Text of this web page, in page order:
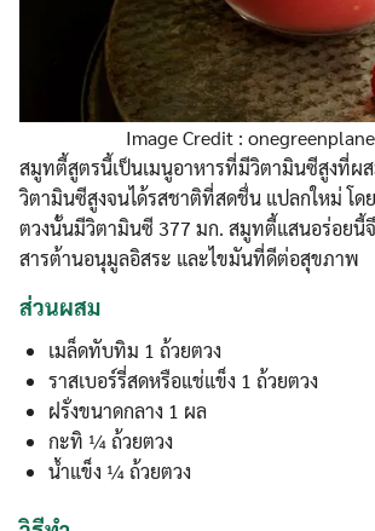
Image Credit :
สมูทตี้สูตรนี้เป็นเมนูอาหารที่มีวิตามินซีสูงที่ผ
วิตามินซีสูงจนได้รสชาติที่สดชื่น แปลกใหม่ โด
ตวงนั้นมีวิตามินซี 377 มก. สมูทตี้แสนอร่อยนี้
สารต้านอนุมูลอิสระ และไขมันที่ดีต่อสุขภาพ
ส่วนผสม
เมล็ดทับทิม 1 ถ้วยตวง
ราสเบอร์รี่สดหรือแช่แข็ง 1 ถ้วยตวง
ฝรั่งขนาดกลาง 1 ผล
กะทิ ¼ ถ้วยตวง
น้ำแข็ง ¼ ถ้วยตวง